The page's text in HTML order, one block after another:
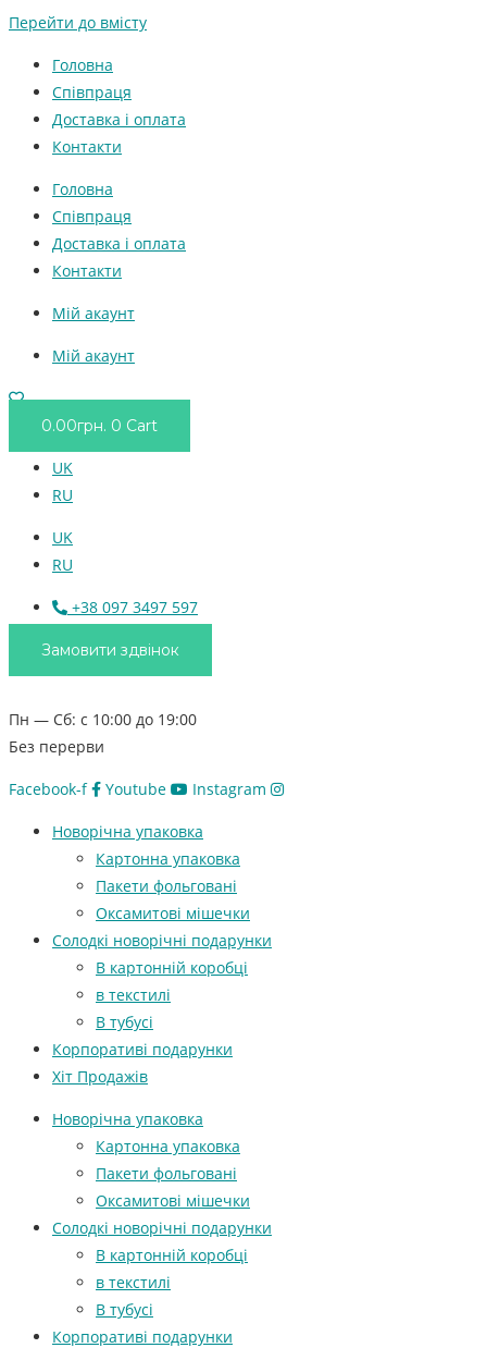
Перейти до вмісту
Головна
Співпраця
Доставка і оплата
Контакти
Головна
Співпраця
Доставка і оплата
Контакти
Мій акаунт
Мій акаунт
0.00грн. 0 Cart
UK
RU
UK
RU
+38 097 3497 597
Замовити здвінок
Пн — Сб: с 10:00 до 19:00
Без перерви
Facebook-f Youtube Instagram
Новорічна упаковка
Картонна упаковка
Пакети фольговані
Оксамитові мішечки
Солодкі новорічні подарунки
В картонній коробці
в текстилі
В тубусі
Корпоративі подарунки
Хіт Продажів
Новорічна упаковка
Картонна упаковка
Пакети фольговані
Оксамитові мішечки
Солодкі новорічні подарунки
В картонній коробці
в текстилі
В тубусі
Корпоративі подарунки